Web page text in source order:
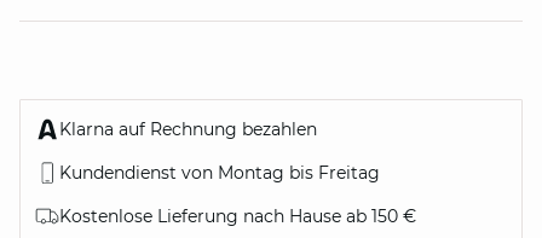
Klarna auf Rechnung bezahlen
Kundendienst von Montag bis Freitag
Kostenlose Lieferung nach Hause ab 150 €